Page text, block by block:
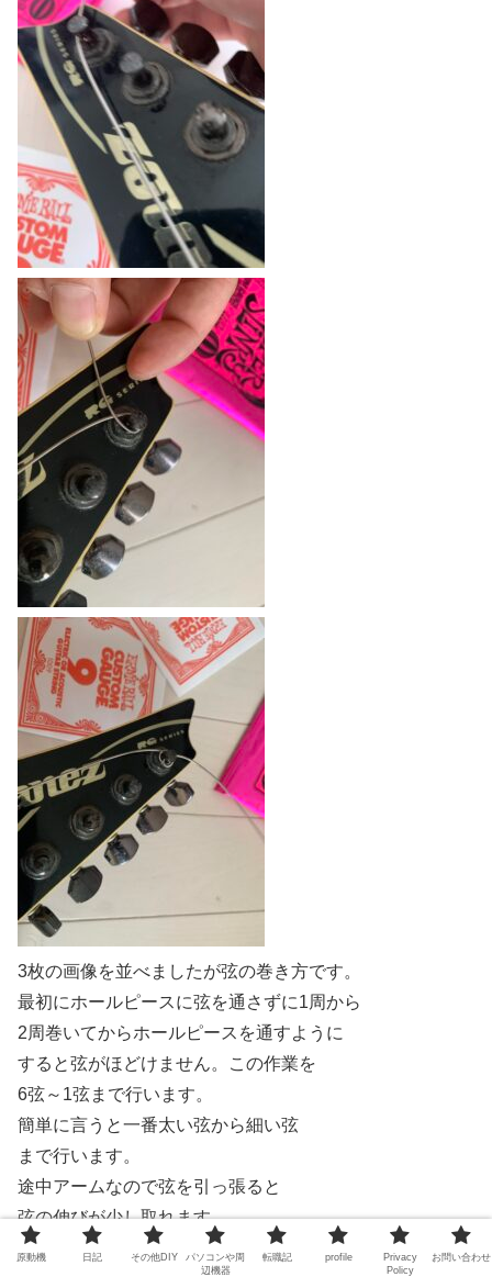
3枚の画像を並べましたが弦の巻き方です。
最初にホールピースに弦を通さずに1周から
2周巻いてからホールピースを通すように
すると弦がほどけません。この作業を
6弦～1弦まで行います。
簡単に言うと一番太い弦から細い弦
まで行います。
途中アームなので弦を引っ張ると
弦の伸びが少し取れます。
ここまでたどりついたらようやくチューニング
原動機 日記 その他DIY
パソコンや周
辺機器
転職記 profile
Privacy
Policy
お問い合わせ